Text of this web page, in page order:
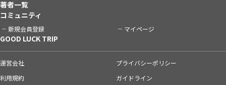
著者一覧
コミュニティ
新規会員登録 マイページ
GOOD LUCK TRIP
運営会社
プライバシーポリシー
利用規約
ガイドライン